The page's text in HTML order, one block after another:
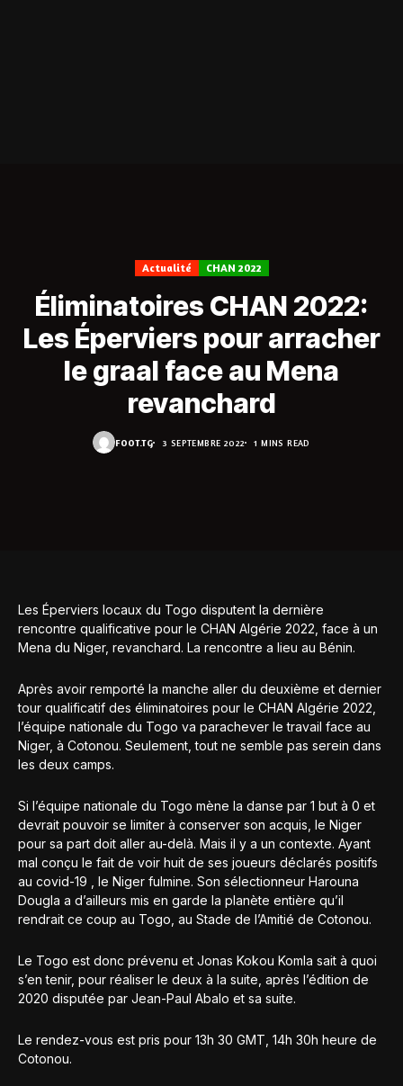
Actualité CHAN 2022
Éliminatoires CHAN 2022:
Les Éperviers pour arracher
le graal face au Mena
revanchard
FOOT.TG 3 SEPTEMBRE 2022 1 MINS READ
Les Éperviers locaux du Togo disputent la dernière
rencontre qualificative pour le CHAN Algérie 2022, face à un
Mena du Niger, revanchard. La rencontre a lieu au Bénin.
Après avoir remporté la manche aller du deuxième et dernier
tour qualificatif des éliminatoires pour le CHAN Algérie 2022,
l’équipe nationale du Togo va parachever le travail face au
Niger, à Cotonou. Seulement, tout ne semble pas serein dans
les deux camps.
Si l’équipe nationale du Togo mène la danse par 1 but à 0 et
devrait pouvoir se limiter à conserver son acquis, le Niger
pour sa part doit aller au-delà. Mais il y a un contexte. Ayant
mal conçu le fait de voir huit de ses joueurs déclarés positifs
au covid-19 , le Niger fulmine. Son sélectionneur Harouna
Dougla a d’ailleurs mis en garde la planète entière qu’il
rendrait ce coup au Togo, au Stade de l’Amitié de Cotonou.
Le Togo est donc prévenu et Jonas Kokou Komla sait à quoi
s’en tenir, pour réaliser le deux à la suite, après l’édition de
2020 disputée par Jean-Paul Abalo et sa suite.
Le rendez-vous est pris pour 13h 30 GMT, 14h 30h heure de
Cotonou.